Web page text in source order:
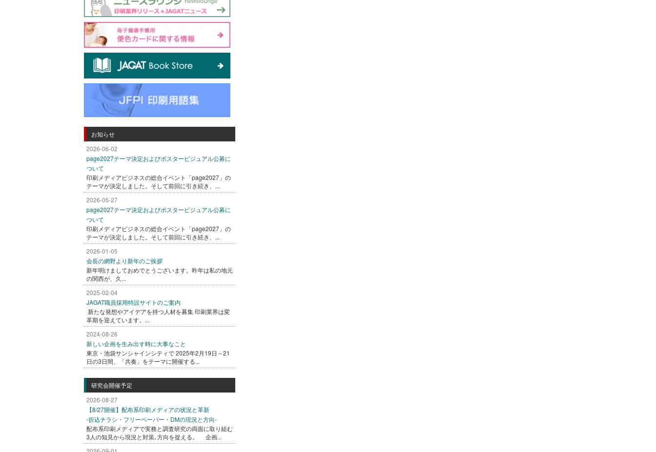
お知らせ
2026-06-02
page2027テーマ決定およびポスタービジュアル公募に
ついて
印刷メディアビジネスの総合イベント「page2027」の
テーマが決定しました。そして前回に引き続き、...
2026-05-27
page2027テーマ決定およびポスタービジュアル公募に
ついて
印刷メディアビジネスの総合イベント「page2027」の
テーマが決定しました。そして前回に引き続き、...
2026-01-05
会長の網野より新年のご挨拶
新年明けましておめでとうございます。昨年は私の地元
の関西が、久...
2025-02-04
JAGAT職員採用特設サイトのご案内
新たな発想やアイデアを持つ人材を募集 印刷業界は変
革期を迎えています。...
2024-08-26
新しい企画を生み出す時に大事なこと
東京・池袋サンシャインシティで 2025年2月19日～21
日の3日間、「共奏」をテーマに開催する...
研究会開催予定
2026-08-27
【8/27開催】配布系印刷メディアの状況と革新
-折込チラシ・フリーペーパー・DMの現況と方向-
配布系印刷メディアで実務と調査研究の両面に取り組む
3人の知見から現況と対策､方向を捉える。 企画...